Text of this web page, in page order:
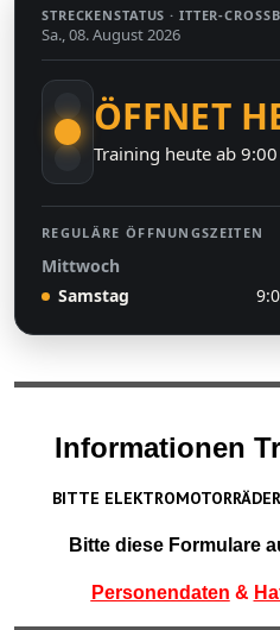
STRECKENSTATUS · ITTER-
Sa., 08. August 2026
ÖFFNET
Training heute ab
REGULÄRE ÖFFNUNGSZEITEN
Mittwoch
Samstag
Informationen
BITTE
Bitte diese Formulare
Personendaten &